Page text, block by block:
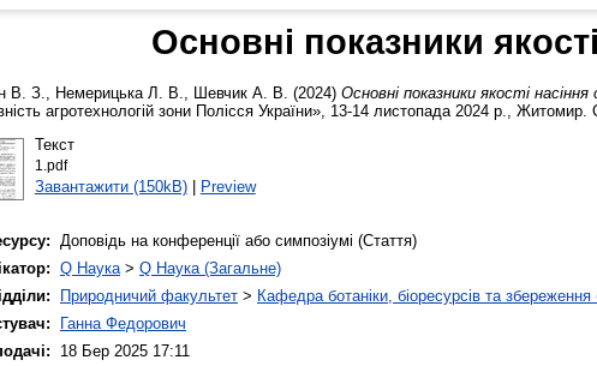
Основні показники
В. З., Немерицька Л. В., Шевчик А. В. (2024) Основні показники якості
агротехнологій зони Полісся України», 13-14 листопада 2024 р., Житомир.
Текст
1.pdf
Завантажити (150kB)| Preview
Доповідь на конференції або симпозіумі (Стаття)
Q Наука> Q Наука (Загальне)
Природничий факультет > Кафедра ботаніки, біоресурсів та збереження
Ганна Федорович
18 Бер 2025 17:11